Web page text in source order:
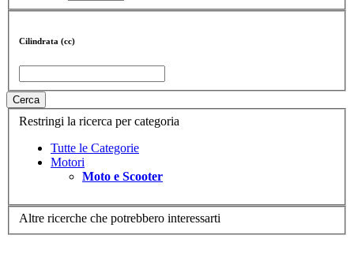
Cilindrata (cc)
Cerca
Restringi la ricerca per categoria
Tutte le Categorie
Motori
Moto e Scooter
Altre ricerche che potrebbero interessarti